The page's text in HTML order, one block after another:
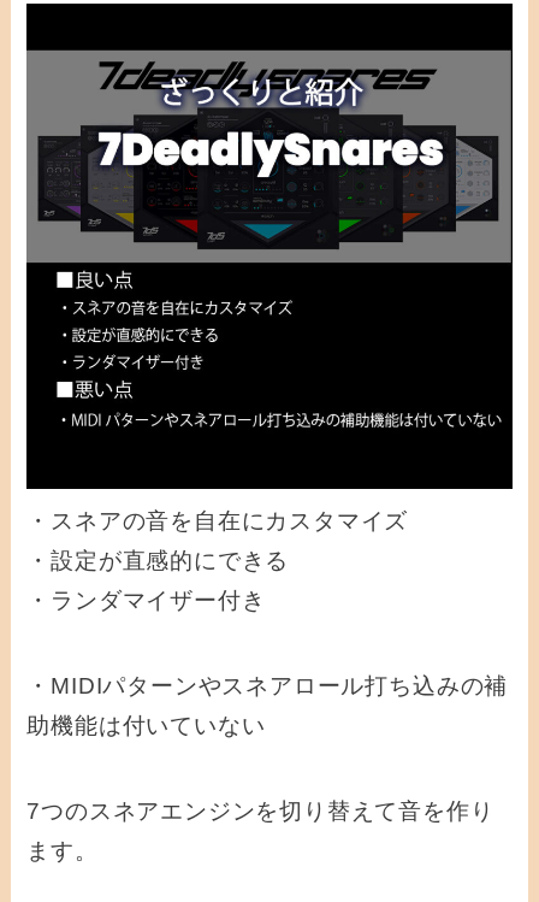
・スネアの音を自在にカスタマイズ
・設定が直感的にできる
・ランダマイザー付き
・MIDIパターンやスネアロール打ち込みの補
助機能は付いていない
7つのスネアエンジンを切り替えて音を作り
ます。